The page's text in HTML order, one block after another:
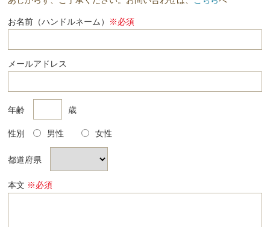
お名前（ハンドルネーム） ※必須
メールアドレス
年齢 歳
性別 男性 女性
都道府県
本文 ※必須